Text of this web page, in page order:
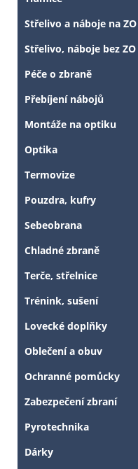
Střelivo a náboje na ZO
Střelivo, náboje bez ZO
Péče o zbraně
Přebíjení nábojů
Montáže na optiku
Optika
Termovize
Pouzdra, kufry
Sebeobrana
Chladné zbraně
Terče, střelnice
Trénink, sušení
Lovecké doplňky
Oblečení a obuv
Ochranné pomůcky
Zabezpečení zbraní
Pyrotechnika
Dárky